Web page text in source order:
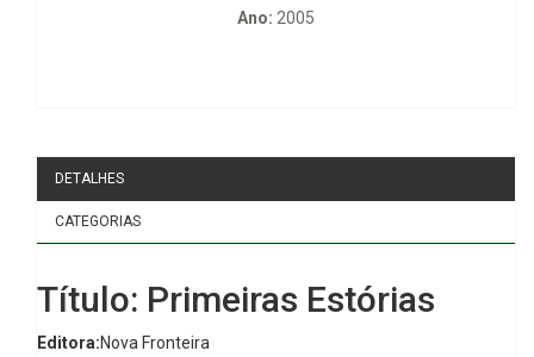
Ano: 2005
DETALHES
CATEGORIAS
Título: Primeiras Estórias
Editora:Nova Fronteira